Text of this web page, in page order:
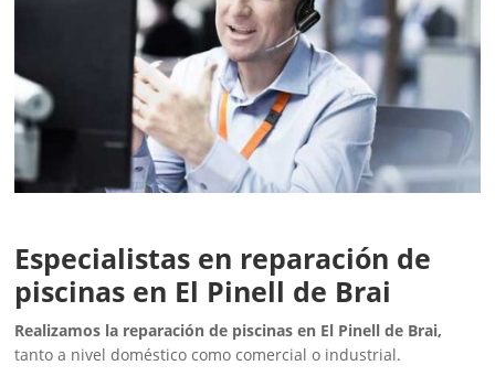
Especialistas en reparación de
piscinas en El Pinell de Brai
Realizamos la reparación de piscinas en El Pinell de Brai,
tanto a nivel doméstico como comercial o industrial.